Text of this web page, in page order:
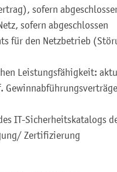
sofern
sofern abgeschlossen
für den Netzbetrieb
Leistungsfähigkeit:
IT-Sicherheitskatalogs
Zertifizierung